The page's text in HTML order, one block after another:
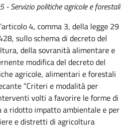
Servizio politiche agricole e forestali
4, comma 3, della legge 29
sullo schema di decreto del
della sovranità alimentare e
modifica del decreto del
agricole, alimentari e forestali
“Criteri e modalità per
volti a favorire le forme di
a ridotto impatto ambientale e per
e distretti di agricoltura